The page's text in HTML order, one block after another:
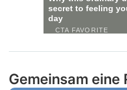
Gemeinsam eine